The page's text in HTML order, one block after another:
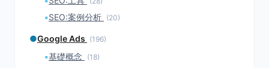
▪SEO:案例分析 (20)
●Google Ads (196)
▪基礎概念 (18)